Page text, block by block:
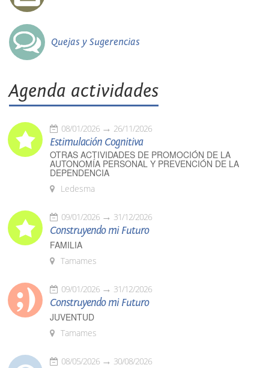
Quejas y Sugerencias
Agenda actividades
08/01/2026 26/11/2026
Estimulación Cognitiva
OTRAS ACTIVIDADES DE PROMOCIÓN DE LA
AUTONOMÍA PERSONAL Y PREVENCIÓN DE LA
DEPENDENCIA
Ledesma
09/01/2026 31/12/2026
Construyendo mi Futuro
FAMILIA
Tamames
09/01/2026 31/12/2026
Construyendo mi Futuro
JUVENTUD
Tamames
08/05/2026 30/08/2026